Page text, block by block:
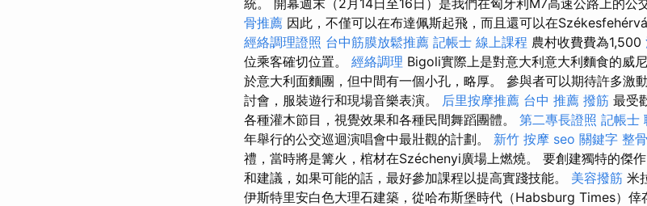
骨推薦 因此，不僅可以在布達佩斯起飛，而且還可以在
經絡調理證照 台中筋膜放鬆推薦 記帳士 線上課程 農村收費費為1,500
位乘客確切位置。 經絡調理 Bigoli實際上是對意大利意大利麵食的威
於意大利面麵團，但中間有一個小孔，略厚。 參與者可以期待許多激
討會，服裝遊行和現場音樂表演。 后里按摩推薦 台中 推薦 撥筋 最受
各種灌木節目，視覺效果和各種民間舞蹈團體。 第二專長證照 記帳士
年舉行的公交巡迴演唱會中最壯觀的計劃。 新竹 按摩 seo 關鍵字 整骨
禮，當時將是篝火，棺材在Széchenyi廣場上燃燒。 要創建獨特的傑
和建議，如果可能的話，最好參加課程以提高實踐技能。 美容撥筋 米
伊斯特里安白色大理石建築，從哈布斯堡時代（Habsburg Times）倖